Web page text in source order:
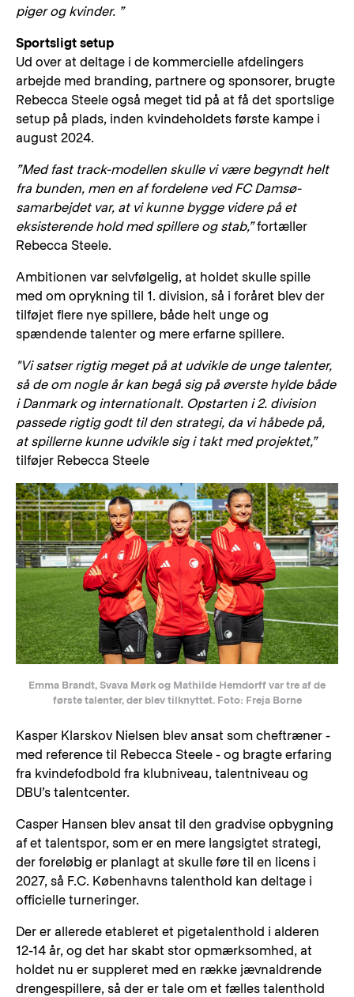
piger og kvinder. ”
Sportsligt setup
Ud over at deltage i de kommercielle afdelingers
arbejde med branding, partnere og sponsorer, brugte
Rebecca Steele også meget tid på at få det sportslige
setup på plads, inden kvindeholdets første kampe i
august 2024.
”Med fast track-modellen skulle vi være begyndt helt
fra bunden, men en af fordelene ved FC Damsø-
samarbejdet var, at vi kunne bygge videre på et
eksisterende hold med spillere og stab,”fortæller
Rebecca Steele.
Ambitionen var selvfølgelig, at holdet skulle spille
med om oprykning til 1. division, så i foråret blev der
tilføjet flere nye spillere, både helt unge og
spændende talenter og mere erfarne spillere.
"Vi satser rigtig meget på at udvikle de unge talenter,
så de om nogle år kan begå sig på øverste hylde både
i Danmark og internationalt. Opstarten i 2. division
passede rigtig godt til den strategi, da vi håbede på,
at spillerne kunne udvikle sig i takt med projektet,”
tilføjer Rebecca Steele
Emma Brandt, Svava Mørk og Mathilde Hemdorff var tre af de
første talenter, der blev tilknyttet. Foto: Freja Borne
Kasper Klarskov Nielsen blev ansat som cheftræner -
med reference til Rebecca Steele - og bragte erfaring
fra kvindefodbold fra klubniveau, talentniveau og
DBU’s talentcenter.
Casper Hansen blev ansat til den gradvise opbygning
af et talentspor, som er en mere langsigtet strategi,
der foreløbig er planlagt at skulle føre til en licens i
2027, så F.C. Københavns talenthold kan deltage i
officielle turneringer.
Der er allerede etableret et pigetalenthold i alderen
12-14 år, og det har skabt stor opmærksomhed, at
holdet nu er suppleret med en række jævnaldrende
drengespillere, så der er tale om et fælles talenthold